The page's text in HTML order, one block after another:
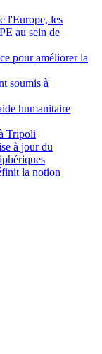
l'Europe, les
au sein de
pour améliorer la
soumis à
humanitaire
Tripoli
à jour du
la notion